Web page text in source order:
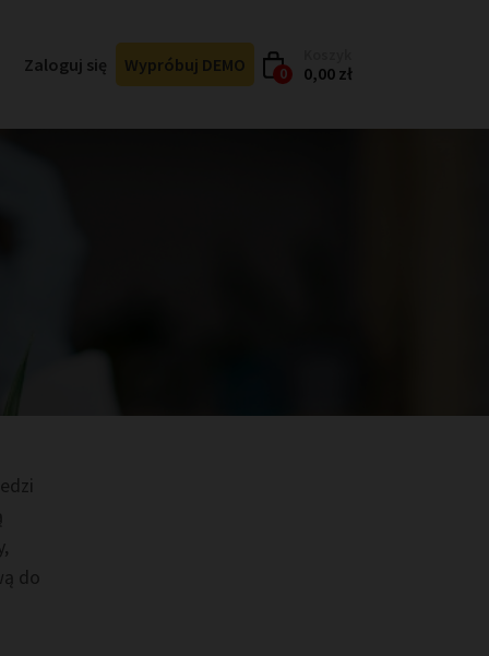
Zaloguj się Wypróbuj DEMO 0 0,00 zł
do